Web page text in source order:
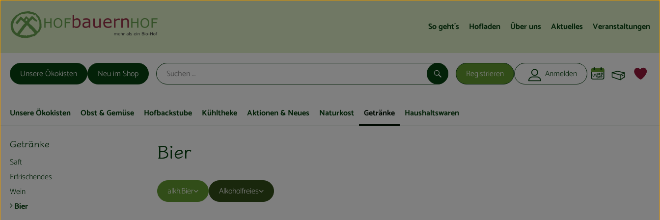
So geht´s Hofladen Über uns Aktuelles Veranstaltungen
Registrieren Anmelden
Suchen
Unsere Ökokisten Neu im Shop
Unsere Ökokisten Obst & Gemüse Hofbackstube Kühltheke Aktionen & Neues Naturkost Getränke Haushaltswaren
Getränke
Saft
Erfrischendes
Wein
Bier
Bier
alkh.Bier Alkoholfreies